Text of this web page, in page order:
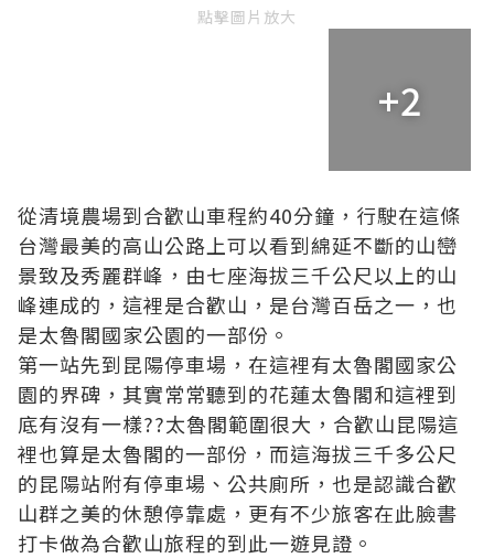
點擊圖片放大
+2
從清境農場到合歡山車程約40分鐘，行駛在這條
台灣最美的高山公路上可以看到綿延不斷的山巒
景致及秀麗群峰，由七座海拔三千公尺以上的山
峰連成的，這裡是合歡山，是台灣百岳之一，也
是太魯閣國家公園的一部份。
第一站先到昆陽停車場，在這裡有太魯閣國家公
園的界碑，其實常常聽到的花蓮太魯閣和這裡到
底有沒有一樣??太魯閣範圍很大，合歡山昆陽這
裡也算是太魯閣的一部份，而這海拔三千多公尺
的昆陽站附有停車場、公共廁所，也是認識合歡
山群之美的休憩停靠處，更有不少旅客在此臉書
打卡做為合歡山旅程的到此一遊見證。